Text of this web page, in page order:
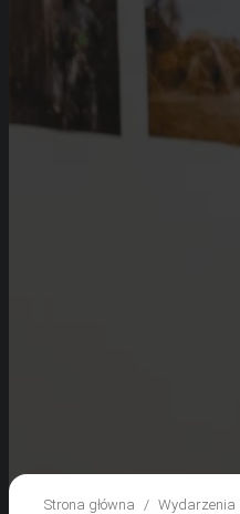
Strona główna Wydarzenia